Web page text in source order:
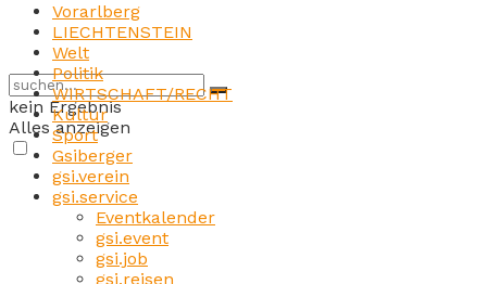
kein Ergebnis
Alles anzeigen
Vorarlberg
LIECHTENSTEIN
Welt
Politik
WIRTSCHAFT/RECHT
Kultur
Sport
Gsiberger
gsi.verein
gsi.service
Eventkalender
gsi.event
gsi.job
gsi.reisen